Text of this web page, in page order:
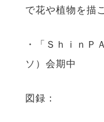
で花や植物を描
・「ＳｈｉｎＰ
ソ）会期中
図録：